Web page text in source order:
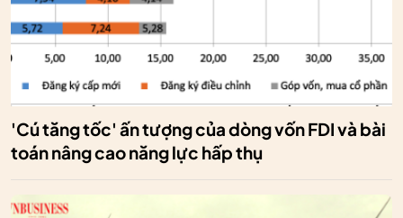
'Cú tăng tốc' ấn tượng của dòng vốn FDI và bài
toán nâng cao năng lực hấp thụ